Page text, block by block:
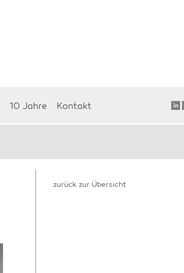
10 Jahre Kontakt
zurück zur Übersicht